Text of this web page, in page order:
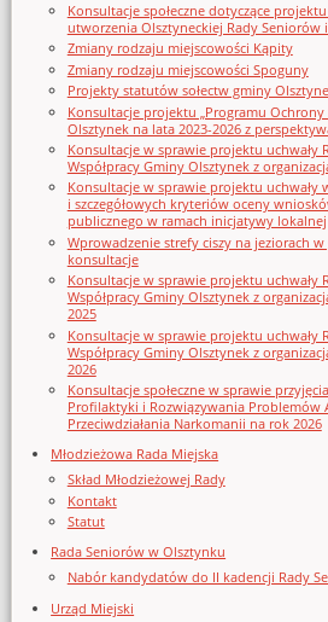
Konsultacje społeczne dotyczące
utworzenia Olsztyneckiej Rady Seniorów
Zmiany rodzaju miejscowości Kąpity
Zmiany rodzaju miejscowości Spoguny
Projekty statutów sołectw gminy
Konsultacje projektu „Programu
Olsztynek na lata 2023-2026 z
Konsultacje w sprawie projektu uchwały
Współpracy Gminy Olsztynek z
Konsultacje w sprawie projektu uchwały
i szczegółowych kryteriów oceny
publicznego w ramach inicjatywy lokalnej
Wprowadzenie strefy ciszy na jeziorach
konsultacje
Konsultacje w sprawie projektu uchwały
Współpracy Gminy Olsztynek z
2025
Konsultacje w sprawie projektu uchwały
Współpracy Gminy Olsztynek z
2026
Konsultacje społeczne w sprawie
Profilaktyki i Rozwiązywania Problemów
Przeciwdziałania Narkomanii na rok 2026
Młodzieżowa Rada Miejska
Skład Młodzieżowej Rady
Kontakt
Statut
Rada Seniorów w Olsztynku
Nabór kandydatów do II kadencji Rady
Urząd Miejski